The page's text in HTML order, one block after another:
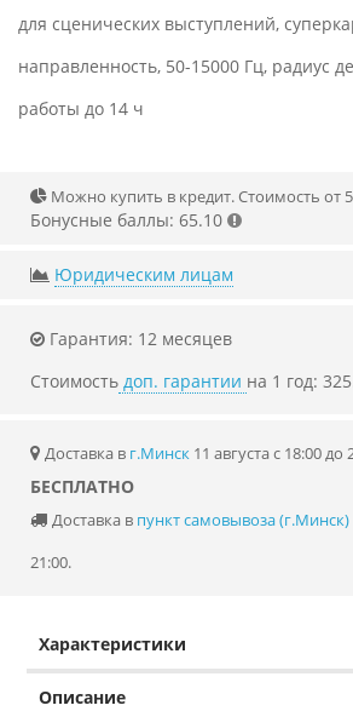
для сценических выступлений,
направленность, 50-15000 Гц, радиус
работы до 14 ч
Можно купить в кредит. Стоимость от
Бонусные баллы: 65.10
Юридическим лицам
Гарантия: 12 месяцев
Стоимость доп. гарантии на 1 год:
Доставка в г.Минск 11 августа с 18:00 до
БЕСПЛАТНО
Доставка в пункт самовывоза (г.Минск)
21:00.
Характеристики
Описание